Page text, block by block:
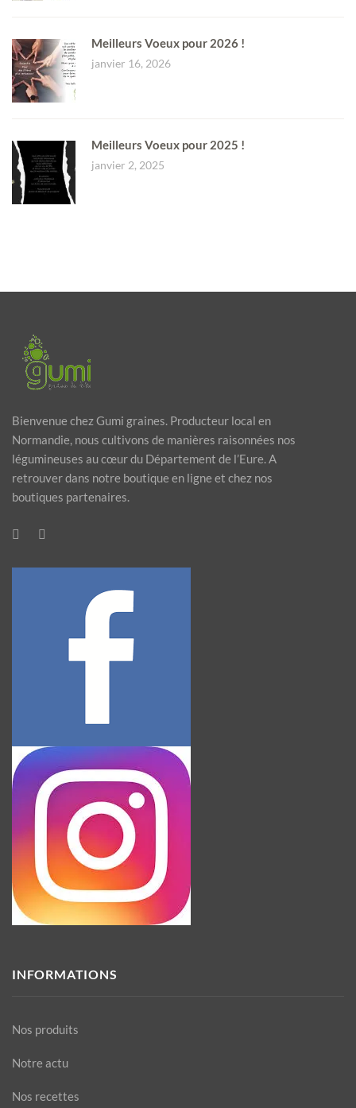
Meilleurs Voeux pour 2026 !
janvier 16, 2026
Meilleurs Voeux pour 2025 !
janvier 2, 2025
Bienvenue chez Gumi graines. Producteur local en
Normandie, nous cultivons de manières raisonnées nos
légumineuses au cœur du Département de l’Eure. A
retrouver dans notre boutique en ligne et chez nos
boutiques partenaires.
INFORMATIONS
Nos produits
Notre actu
Nos recettes